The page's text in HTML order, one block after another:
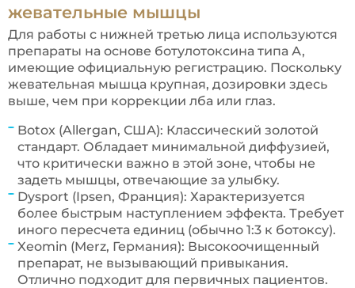
жевательные мышцы
Для работы с нижней третью лица используются
препараты на основе ботулотоксина типа А,
имеющие официальную регистрацию. Поскольку
жевательная мышца крупная, дозировки здесь
выше, чем при коррекции лба или глаз.
Botox (Allergan, США): Классический золотой
стандарт. Обладает минимальной диффузией,
что критически важно в этой зоне, чтобы не
задеть мышцы, отвечающие за улыбку.
Dysport (Ipsen, Франция): Характеризуется
более быстрым наступлением эффекта. Требует
иного пересчета единиц (обычно 1:3 к ботоксу).
Xeomin (Merz, Германия): Высокоочищенный
препарат, не вызывающий привыкания.
Отлично подходит для первичных пациентов.